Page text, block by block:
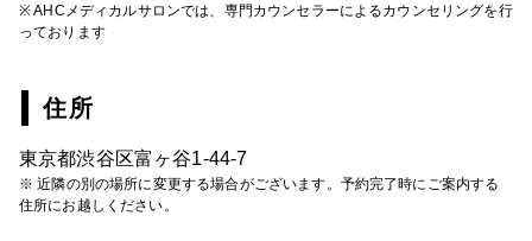
※ AHCメディカルサロンでは、専門カウンセラーによるカウンセリングを行
っております
住所
東京都渋谷区富ヶ谷1-44-7
※ 近隣の別の場所に変更する場合がございます。予約完了時にご案内する
住所にお越しください。